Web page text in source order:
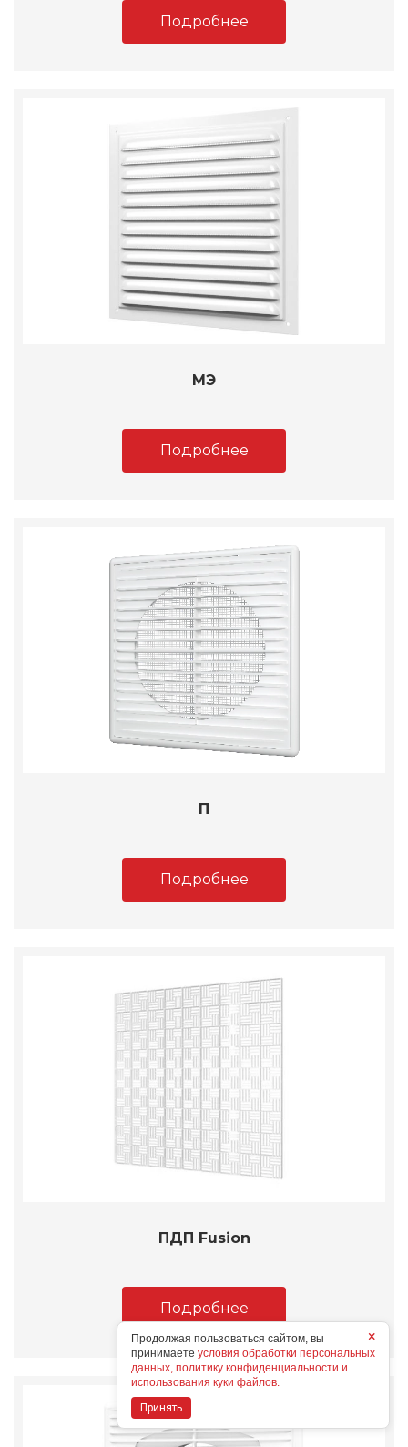
Подробнее
МЭ
Подробнее
П
Подробнее
ПДП Fusion
Подробнее
×
Продолжая пользоваться сайтом, вы
принимаете условия обработки персональных
данных, политику конфиденциальности и
использования куки файлов.
Принять